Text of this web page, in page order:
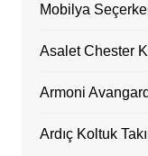
Mobilya
Asalet Chester
Armoni
Ardıç Koltuk